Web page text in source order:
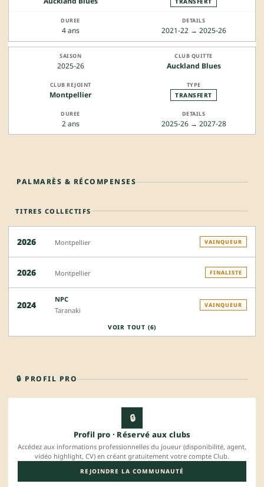
4 ans 2021-22 → 2025-26
2025-26 Auckland Blues
Montpellier TRANSFERT
2 ans 2025-26 → 2027-28
PALMARÈS & RÉCOMPENSES
TITRES COLLECTIFS
2026 Montpellier VAINQUEUR
2026 Montpellier FINALISTE
2024
NPC
Taranaki
VAINQUEUR
VOIR TOUT (6)
🔒 PROFIL PRO
🔒
Profil pro · Réservé aux clubs
Accédez aux informations professionnelles du joueur (disponibilité, agent,
vidéo highlight, CV) en créant gratuitement votre compte Club.
REJOINDRE LA COMMUNAUTÉ